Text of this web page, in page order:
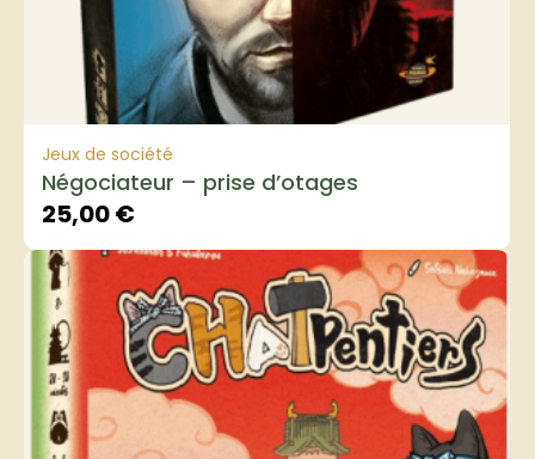
Jeux de société
Négociateur – prise d’otages
25,00€